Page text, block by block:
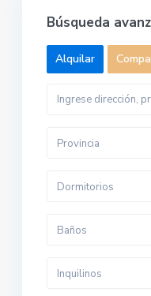
Búsqueda
Alquilar
Provincia
Dormitorios
Baños
Inquilinos